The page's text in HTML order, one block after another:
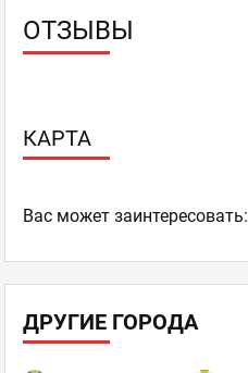
ОТЗЫВЫ
КАРТА
Ваc может заинтересовать:
ДРУГИЕ ГОРОДА